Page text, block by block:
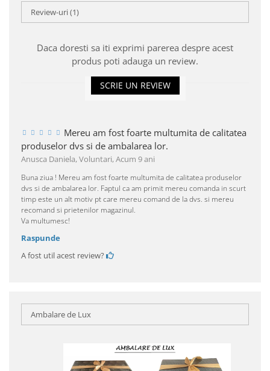
Review-uri(1)
Daca doresti sa iti exprimi parerea despre acest
produs poti adauga un review.
SCRIE UN REVIEW
Mereu am fost foarte multumita de calitatea
produselor dvs si de ambalarea lor.
Anusca Daniela, Voluntari,Acum 9 ani
Buna ziua ! Mereu am fost foarte multumita de calitatea produselor
dvs si de ambalarea lor. Faptul ca am primit mereu comanda in scurt
timp este un alt motiv pt care mereu comand de la dvs. si mereu
recomand si prietenilor magazinul.
Va multumesc!
Raspunde
A fost util acest review?
Ambalare de Lux